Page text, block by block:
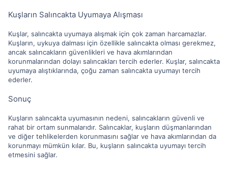
Kuşların Salıncakta Uyumaya Alışması
Kuşlar, salıncakta uyumaya alışmak için çok zaman harcamazlar.
Kuşların, uykuya dalması için özellikle salıncakta olması gerekmez,
ancak salıncakların güvenlikleri ve hava akımlarından
korunmalarından dolayı salıncakları tercih ederler. Kuşlar, salıncakta
uyumaya alıştıklarında, çoğu zaman salıncakta uyumayı tercih
ederler.
Sonuç
Kuşların salıncakta uyumasının nedeni, salıncakların güvenli ve
rahat bir ortam sunmalarıdır. Salıncaklar, kuşların düşmanlarından
ve diğer tehlikelerden korunmasını sağlar ve hava akımlarından da
korunmayı mümkün kılar. Bu, kuşların salıncakta uyumayı tercih
etmesini sağlar.